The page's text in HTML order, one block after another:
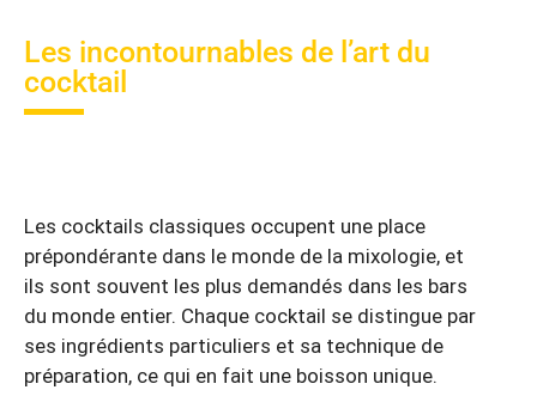
Les incontournables de l’art du
cocktail
Les cocktails classiques occupent une place
prépondérante dans le monde de la mixologie, et
ils sont souvent les plus demandés dans les bars
du monde entier. Chaque cocktail se distingue par
ses ingrédients particuliers et sa technique de
préparation, ce qui en fait une boisson unique.